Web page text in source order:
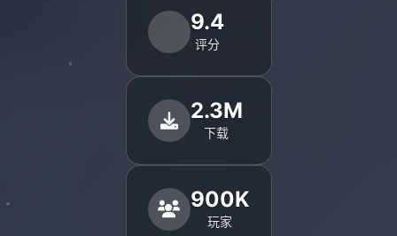
9.4
评分
2.3M
下载
900K
玩家